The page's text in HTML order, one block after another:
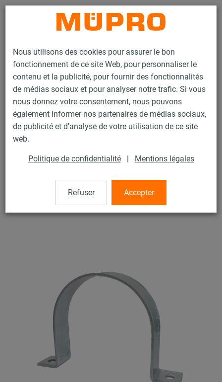
Nous utilisons des cookies pour assurer le bon
fonctionnement de ce site Web, pour personnaliser le
contenu et la publicité, pour fournir des fonctionnalités
de médias sociaux et pour analyser notre trafic. Si vous
nous donnez votre consentement, nous pouvons
également informer nos partenaires de médias sociaux,
de publicité et d'analyse de votre utilisation de ce site
web.
Politique de confidentialité | Mentions légales
Refuser Accepter
Contact
Produits Technique de fixation Colliers Collier PONTET
44 / 60
Collier Pontet sans garniture, 33,7 mm, 30 x 3 mm, trou non
débouchant M8, Electrozingué